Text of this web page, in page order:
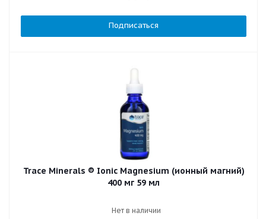
Подписаться
Trace Minerals ® Ionic Magnesium (ионный магний)
400 мг 59 мл
Нет в наличии